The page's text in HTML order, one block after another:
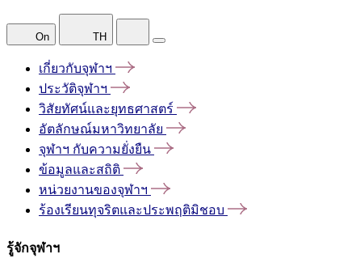
On TH
เกี่ยวกับจุฬาฯ
ประวัติจุฬาฯ
วิสัยทัศน์และยุทธศาสตร์
อัตลักษณ์มหาวิทยาลัย
จุฬาฯ กับความยั่งยืน
ข้อมูลและสถิติ
หน่วยงานของจุฬาฯ
ร้องเรียนทุจริตและประพฤติมิชอบ
รู้จักจุฬาฯ